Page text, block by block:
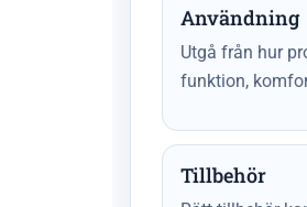
Användning
Utgå från hur
funktion,
Tillbehör